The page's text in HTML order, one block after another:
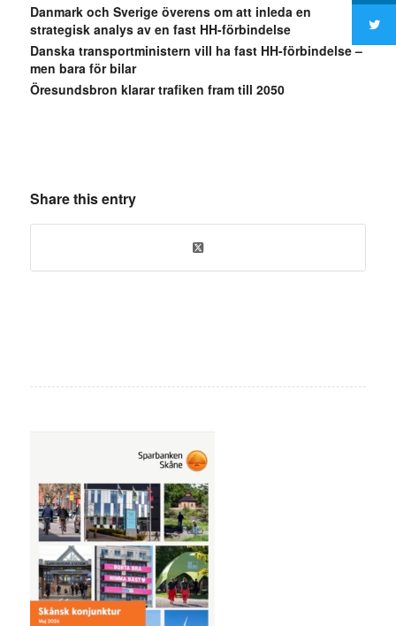
Danmark och Sverige överens om att inleda en
strategisk analys av en fast HH-förbindelse
Danska transportministern vill ha fast HH-förbindelse –
men bara för bilar
Öresundsbron klarar trafiken fram till 2050
Share this entry